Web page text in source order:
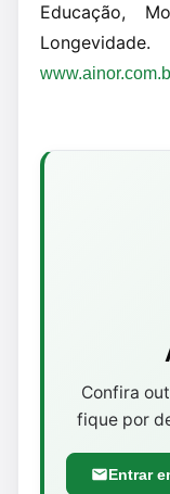
Educação,
Confira
fique por
Entrar